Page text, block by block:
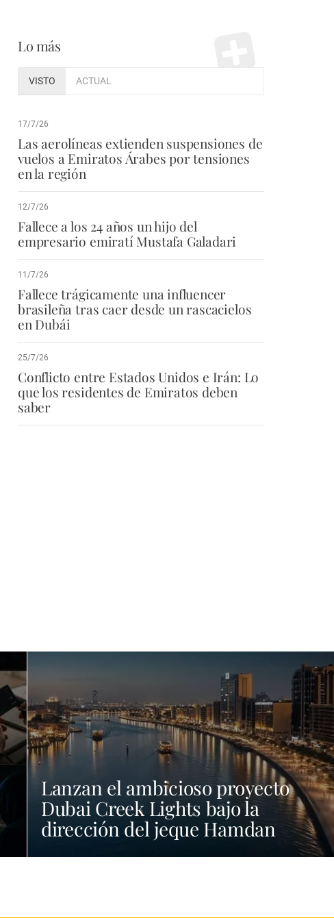
Lo más
VISTO ACTUAL
17/7/26
Las aerolíneas extienden suspensiones de
vuelos a Emiratos Árabes por tensiones
en la región
12/7/26
Fallece a los 24 años un hijo del
empresario emiratí Mustafa Galadari
11/7/26
Fallece trágicamente una influencer
brasileña tras caer desde un rascacielos
en Dubái
25/7/26
Conflicto entre Estados Unidos e Irán: Lo
que los residentes de Emiratos deben
saber
Lanzan el ambicioso proyecto
Dubai Creek Lights bajo la
dirección del jeque Hamdan